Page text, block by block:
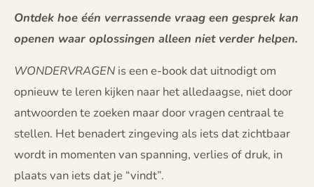
Ontdek hoe één verrassende vraag een gesprek kan
openen waar oplossingen alleen niet verder helpen.
WONDERVRAGEN is een e-book dat uitnodigt om
opnieuw te leren kijken naar het alledaagse, niet door
antwoorden te zoeken maar door vragen centraal te
stellen. Het benadert zingeving als iets dat zichtbaar
wordt in momenten van spanning, verlies of druk, in
plaats van iets dat je “vindt”.